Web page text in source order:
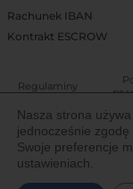
Rachunek IBAN
Kontrakt ESCROW
Regulaminy
Właścicielem Trejdoo
Wartościowych w
Komisji Nadzoru
świadczenia usług
Nasza strona
jednocześnie zgodę
Swoje preferencje
ustawieniach.